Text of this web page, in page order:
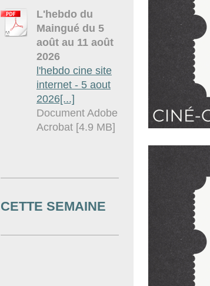
L'hebdo du
Maingué du 5
août au 11 août
2026
l'hebdo cine site
internet - 5 aout
2026[...]
Document Adobe
Acrobat [4.9 MB]
CETTE SEMAINE